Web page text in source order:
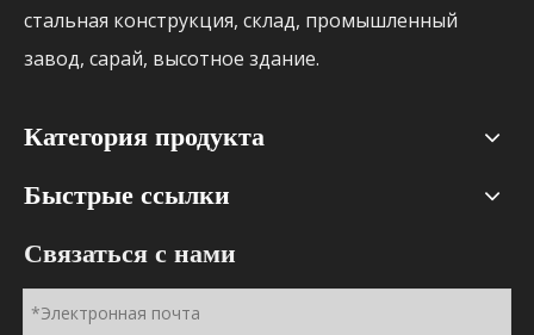
стальная конструкция, склад, промышленный
завод, сарай, высотное здание.
Категория продукта
Быстрые ссылки
Связаться с нами